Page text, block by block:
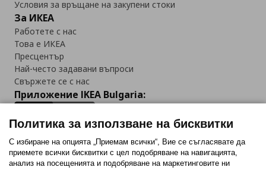
Условия за връщане на закупени стоки
За ИКЕА
Работете с нас
Това е ИКЕА
Пресцентър
Най-често задавани въпроси
Свържете се с нас
Приложение IKEA Bulgaria:
Последвайте ни:
Политика за използване на бисквитки
С избиране на опцията „Приемам всички“, Вие се съгласявате да
приемете всички бисквитки с цел подобряване на навигацията,
анализ на посещенията и подобряване на маркетинговите ни